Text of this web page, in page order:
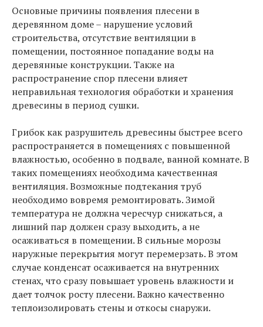
Основные причины появления плесени в
деревянном доме – нарушение условий
строительства, отсутствие вентиляции в
помещении, постоянное попадание воды на
деревянные конструкции. Также на
распространение спор плесени влияет
неправильная технология обработки и хранения
древесины в период сушки.
Грибок как разрушитель древесины быстрее всего
распространяется в помещениях с повышенной
влажностью, особенно в подвале, ванной комнате. В
таких помещениях необходима качественная
вентиляция. Возможные подтекания труб
необходимо вовремя ремонтировать. Зимой
температура не должна чересчур снижаться, а
лишний пар должен сразу выходить, а не
осаживаться в помещении. В сильные морозы
наружные перекрытия могут перемерзать. В этом
случае конденсат осаживается на внутренних
стенах, что сразу повышает уровень влажности и
дает толчок росту плесени. Важно качественно
теплоизолировать стены и откосы снаружи.